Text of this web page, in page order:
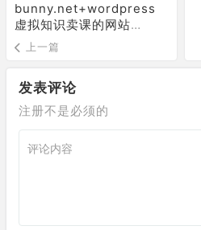
bunny.net+wordpress
虚拟知识卖课的网站
WooCommerce (收钱) +
Tutor LMS (展示/权限) +
Bunny.net (视频)
上一篇
发表评论
注册不是必须的